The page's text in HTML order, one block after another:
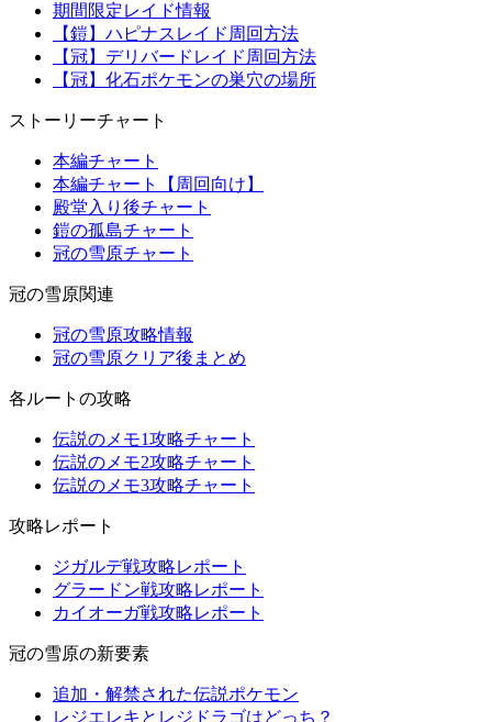
期間限定レイド情報
【鎧】ハピナスレイド周回方法
【冠】デリバードレイド周回方法
【冠】化石ポケモンの巣穴の場所
ストーリーチャート
本編チャート
本編チャート【周回向け】
殿堂入り後チャート
鎧の孤島チャート
冠の雪原チャート
冠の雪原関連
冠の雪原攻略情報
冠の雪原クリア後まとめ
各ルートの攻略
伝説のメモ1攻略チャート
伝説のメモ2攻略チャート
伝説のメモ3攻略チャート
攻略レポート
ジガルデ戦攻略レポート
グラードン戦攻略レポート
カイオーガ戦攻略レポート
冠の雪原の新要素
追加・解禁された伝説ポケモン
レジエレキとレジドラゴはどっち？